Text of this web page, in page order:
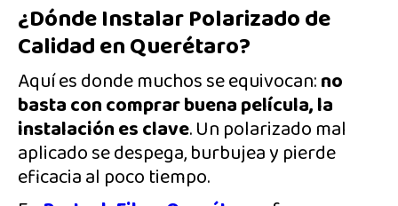
¿Dónde Instalar Polarizado de
Calidad en Querétaro?
Aquí es donde muchos se equivocan:no
basta con comprar buena película, la
instalación es clave. Un polarizado mal
aplicado se despega, burbujea y pierde
eficacia al poco tiempo.